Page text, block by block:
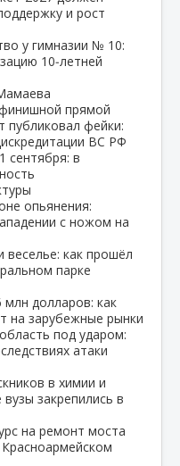
и рост
у гимназии № 10:
10‑летней
прямой
публиковал фейки:
ВС РФ
сентября: в
опьянения:
с ножом на
веселье: как прошёл
парке
млн долларов: как
на зарубежные рынки
под ударом:
атаки
в химии и
закрепились в
на ремонт моста